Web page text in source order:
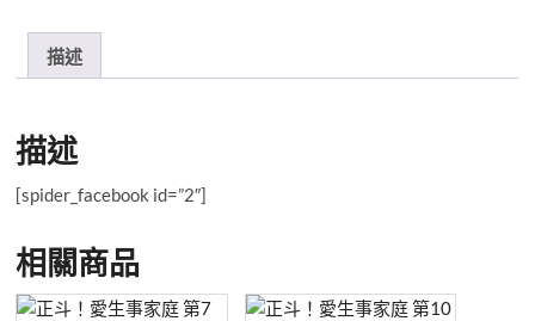
庭
24
數
量
描述
描述
[spider_facebook id=”2″]
相關商品